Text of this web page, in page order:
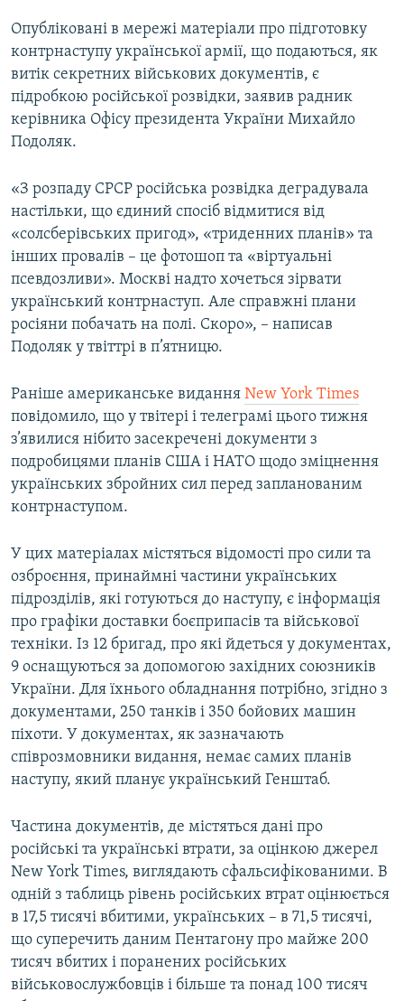
Опубліковані в мережі матеріали про підготовку
контрнаступу української армії, що подаються, як
витік секретних військових документів, є
підробкою російської розвідки, заявив радник
керівника Офісу президента України Михайло
Подоляк.
«З розпаду СРСР російська розвідка деградувала
настільки, що єдиний спосіб відмитися від
«солсберівських пригод», «триденних планів» та
інших провалів – це фотошоп та «віртуальні
псевдозливи». Москві надто хочеться зірвати
український контрнаступ. Але справжні плани
росіяни побачать на полі. Скоро», – написав
Подоляк у твіттрі в п’ятницю.
Раніше американське видання New York Times
повідомило, що у твітері і телеграмі цього тижня
з’явилися нібито засекречені документи з
подробицями планів США і НАТО щодо зміцнення
українських збройних сил перед запланованим
контрнаступом.
У цих матеріалах містяться відомості про сили та
озброєння, принаймні частини українських
підрозділів, які готуються до наступу, є інформація
про графіки доставки боєприпасів та військової
техніки. Із 12 бригад, про які йдеться у документах,
9 оснащуються за допомогою західних союзників
України. Для їхнього обладнання потрібно, згідно з
документами, 250 танків і 350 бойових машин
піхоти. У документах, як зазначають
співрозмовники видання, немає самих планів
наступу, який планує український Генштаб.
Частина документів, де містяться дані про
російські та українські втрати, за оцінкою джерел
New York Times, виглядають сфальсифікованими. В
одній з таблиць рівень російських втрат оцінюється
в 17,5 тисячі вбитими, українських – в 71,5 тисячі,
що суперечить даним Пентагону про майже 200
тисяч вбитих і поранених російських
військовослужбовців і більше та понад 100 тисяч